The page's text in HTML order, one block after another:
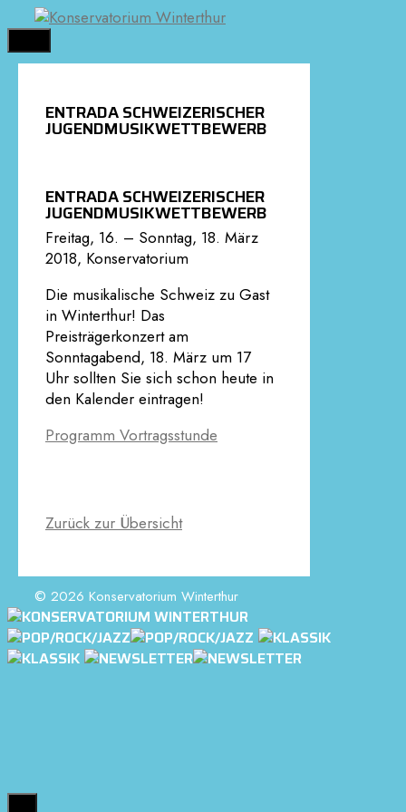
Springe
zum
Inhalt
ENTRADA SCHWEIZERISCHER
JUGENDMUSIKWETTBEWERB
ENTRADA SCHWEIZERISCHER
JUGENDMUSIKWETTBEWERB
Freitag, 16. – Sonntag, 18. März
2018, Konservatorium
Die musikalische Schweiz zu Gast
in Winterthur! Das
Preisträgerkonzert am
Sonntagabend, 18. März um 17
Uhr sollten Sie sich schon heute in
den Kalender eintragen!
Programm Vortragsstunde
Zurück zur Übersicht
© 2026 Konservatorium Winterthur